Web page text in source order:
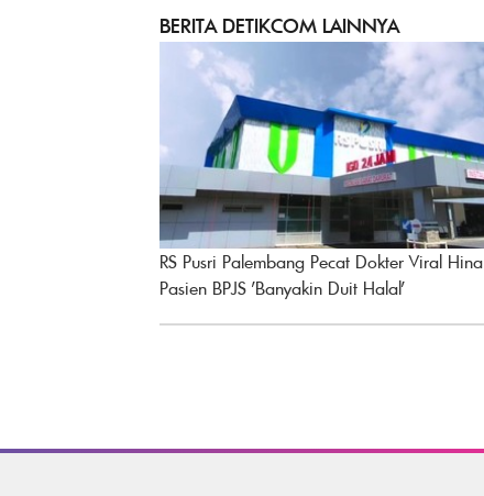
BERITA DETIKCOM LAINNYA
RS Pusri Palembang Pecat Dokter Viral Hina
Pasien BPJS 'Banyakin Duit Halal'